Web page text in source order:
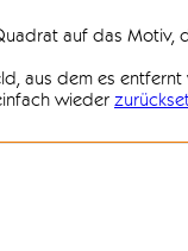
auf das Motiv,
aus dem es
wieder